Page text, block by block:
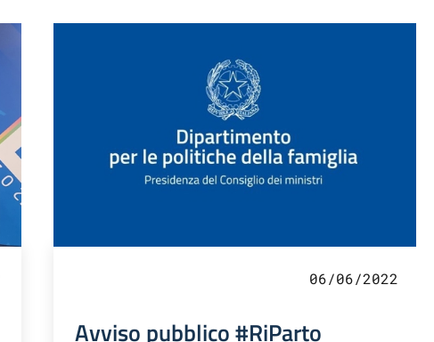
06/06/2022
Avviso pubblico #RiParto